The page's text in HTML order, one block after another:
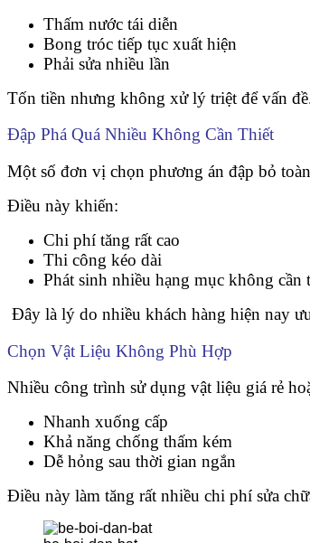
Thấm nước tái diễn
Bong tróc tiếp tục xuất hiện
Phải sửa nhiều lần
Tốn tiền nhưng không xử lý triệt để vấn
Đập Phá Quá Nhiều Không Cần Thiết
Một số đơn vị chọn phương án đập bỏ
Điều này khiến:
Chi phí tăng rất cao
Thi công kéo dài
Phát sinh nhiều hạng mục không cần
Đây là lý do nhiều khách hàng hiện nay
Chọn Vật Liệu Không Phù Hợp
Nhiều công trình sử dụng vật liệu giá rẻ
Nhanh xuống cấp
Khả năng chống thấm kém
Dễ hỏng sau thời gian ngắn
Điều này làm tăng rất nhiều chi phí sửa